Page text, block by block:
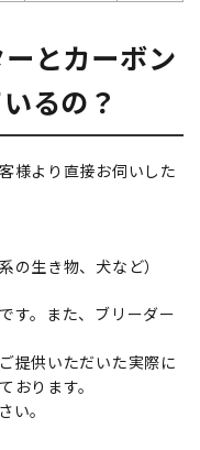
とカーボン
るの？
様より直接お伺いした
生き物、犬など）
す。また、ブリーダー
提供いただいた実際に
おります。
い。